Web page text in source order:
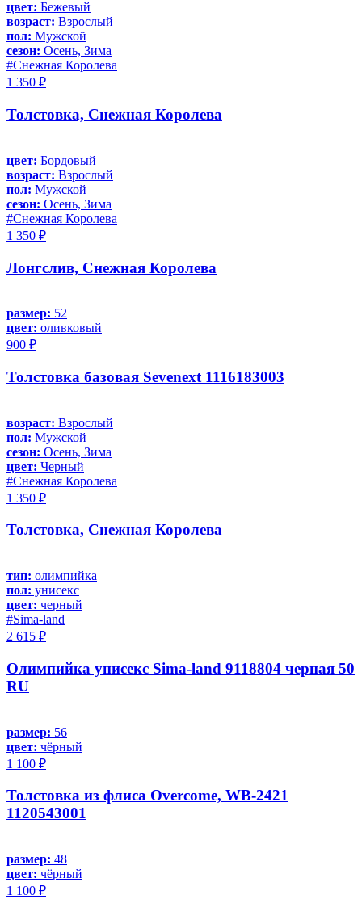
цвет: Бежевый
возраст: Взрослый
пол: Мужской
сезон: Осень, Зима
#Снежная Королева
1 350 ₽
Толстовка, Снежная Королева
цвет: Бордовый
возраст: Взрослый
пол: Мужской
сезон: Осень, Зима
#Снежная Королева
1 350 ₽
Лонгслив, Снежная Королева
размер: 52
цвет: оливковый
900 ₽
Толстовка базовая Sevenext 1116183003
возраст: Взрослый
пол: Мужской
сезон: Осень, Зима
цвет: Черный
#Снежная Королева
1 350 ₽
Толстовка, Снежная Королева
тип: олимпийка
пол: унисекс
цвет: черный
#Sima-land
2 615 ₽
Олимпийка унисекс Sima-land 9118804 черная 50
RU
размер: 56
цвет: чёрный
1 100 ₽
Толстовка из флиса Overcome, WB-2421
1120543001
размер: 48
цвет: чёрный
1 100 ₽